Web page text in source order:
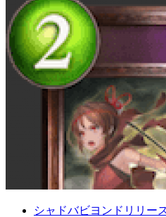
シャドバビヨンドリリー